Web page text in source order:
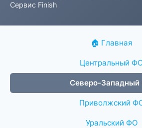
Сервис Finish
🏠 Главная
Центральный
Северо-
Приволжский
Уральский ФО